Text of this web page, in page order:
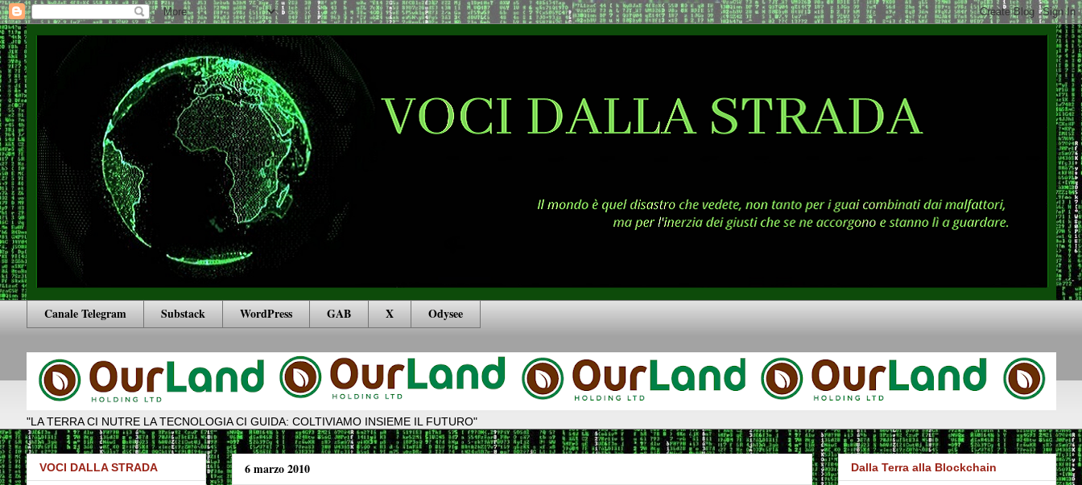
Canale Telegram Substack WordPress GAB X Odysee
"LA TERRA CI NUTRE LA TECNOLOGIA CI GUIDA: COLTIVIAMO INSIEME IL FUTURO"
6 marzo 2010
VOCI DALLA STRADA
Dalla Terra alla Blockchain